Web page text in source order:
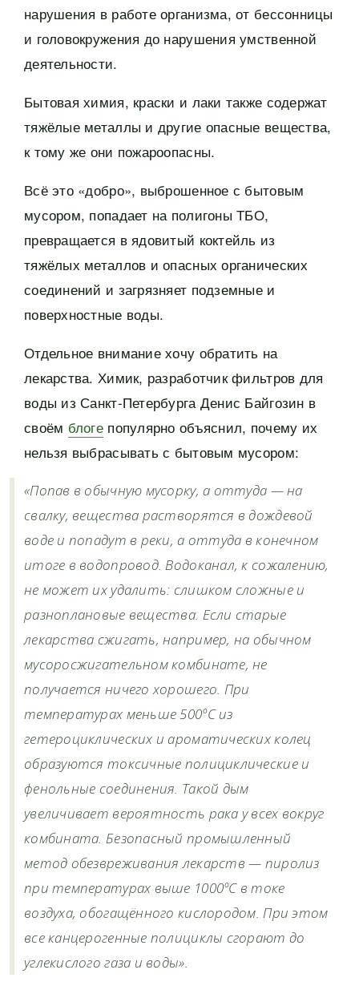
нарушения в работе организма, от бессонницы
и головокружения до нарушения умственной
деятельности.
Бытовая химия, краски и лаки также содержат
тяжёлые металлы и другие опасные вещества,
к тому же они пожароопасны.
Всё это «добро», выброшенное с бытовым
мусором, попадает на полигоны ТБО,
превращается в ядовитый коктейль из
тяжёлых металлов и опасных органических
соединений и загрязняет подземные и
поверхностные воды.
Отдельное внимание хочу обратить на
лекарства. Химик, разработчик фильтров для
воды из Санкт-Петербурга Денис Байгозин в
своём блоге популярно объяснил, почему их
нельзя выбрасывать с бытовым мусором:
«Попав в обычную мусорку, а оттуда — на
свалку, вещества растворятся в дождевой
воде и попадут в реки, а оттуда в конечном
итоге в водопровод. Водоканал, к сожалению,
не может их удалить: слишком сложные и
разноплановые вещества. Если старые
лекарства сжигать, например, на обычном
мусоросжигательном комбинате, не
получается ничего хорошего. При
температурах меньше 500ºС из
гетероциклических и ароматических колец
образуются токсичные полициклические и
фенольные соединения. Такой дым
увеличивает вероятность рака у всех вокруг
комбината. Безопасный промышленный
метод обезвреживания лекарств — пиролиз
при температурах выше 1000ºС в токе
воздуха, обогащённого кислородом. При этом
все канцерогенные полициклы сгорают до
углекислого газа и воды».